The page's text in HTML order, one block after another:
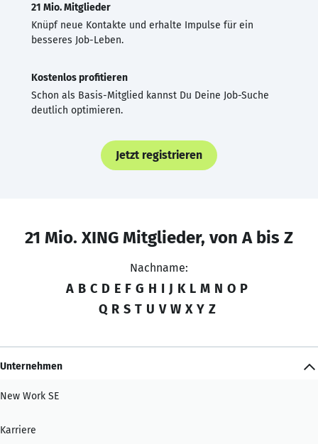
21 Mio. Mitglieder
Knüpf neue Kontakte und erhalte Impulse für ein
besseres Job-Leben.
Kostenlos profitieren
Schon als Basis-Mitglied kannst Du Deine Job-Suche
deutlich optimieren.
Jetzt registrieren
21 Mio. XING Mitglieder, von A bis Z
Nachname:
A B C D E F G H I J K L M N O P
Q R S T U V W X Y Z
Unternehmen
New Work SE
Karriere